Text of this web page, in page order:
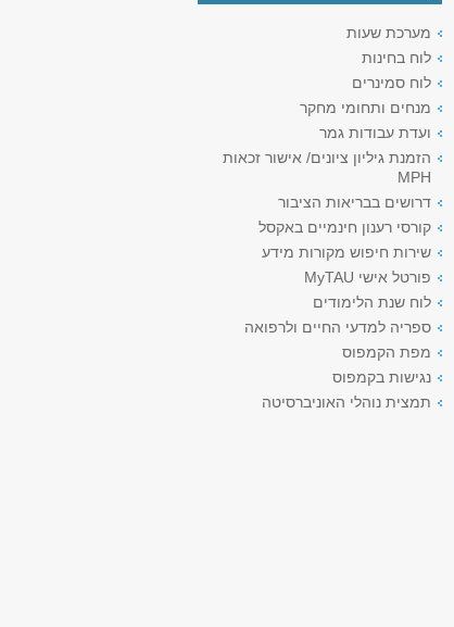
מערכת שעות
לוח בחינות
לוח סמינרים
מנחים ותחומי מחקר
ועדת עבודות גמר
הזמנת גיליון ציונים/ אישור זכאות
MPH
דרושים בבריאות הציבור
קורסי רענון חינמיים באקסל
שירות חיפוש מקורות מידע
פורטל אישי MyTAU
לוח שנת הלימודים
ספריה למדעי החיים ולרפואה
מפת הקמפוס
נגישות בקמפוס
תמצית נוהלי האוניברסיטה